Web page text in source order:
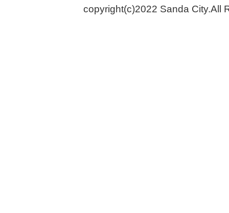
copyright(c)2022 Sanda City.All